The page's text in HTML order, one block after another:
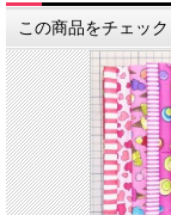
この商品をチェッ